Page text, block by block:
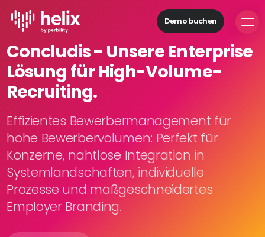
Demo buchen
Helix Module
Organisationen
aufbauen
gewinnen
Mitarbeitende
entwickeln
Feedback
geben
Concludis - Unsere Enterprise
Lösung für High-Volume-
Recruiting.
Effizientes Bewerbermanagement für
hohe Bewerbervolumen: Perfekt für
Konzerne, nahtlose Integration in
Systemlandschaften, individuelle
Prozesse und maßgeschneidertes
Employer Branding.